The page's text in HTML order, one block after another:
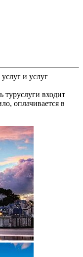
и услуг
туруслуги входит
оплачивается в